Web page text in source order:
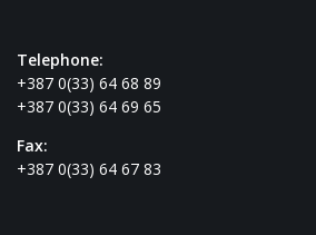
Telephone:
+387 0(33) 64 68 89
+387 0(33) 64 69 65
Fax:
+387 0(33) 64 67 83